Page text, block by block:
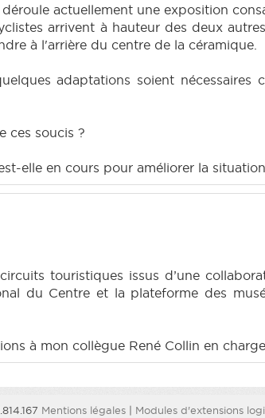
actuellement une exposition
arrivent à hauteur des deux
à l'arrière du centre de la céramique.
adaptations soient nécessaires
ces soucis ?
elle en cours pour améliorer la
touristiques issus d’une
du Centre et la plateforme des
à mon collègue René Collin en
Mentions légales | Modules d'extensions